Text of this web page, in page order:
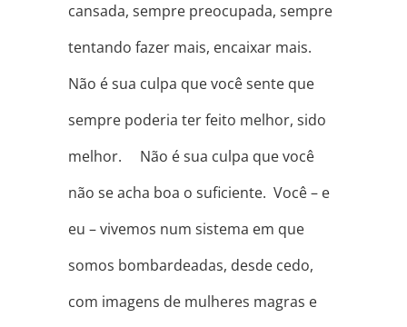
cansada, sempre preocupada, sempre
tentando fazer mais, encaixar mais. ⠀
Não é sua culpa que você sente que
sempre poderia ter feito melhor, sido
melhor. ⠀ Não é sua culpa que você
não se acha boa o suficiente. Você – e
eu – vivemos num sistema em que
somos bombardeadas, desde cedo,
com imagens de mulheres magras e